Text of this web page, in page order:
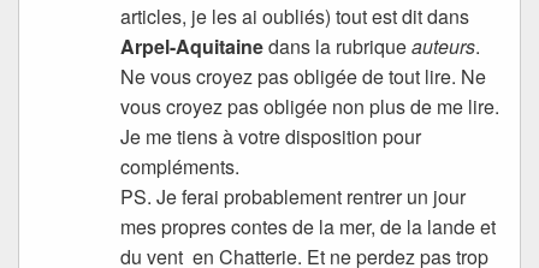
articles, je les ai oubliés) tout est dit dans
Arpel-Aquitainedans la rubriqueauteurs.
Ne vous croyez pas obligée de tout lire. Ne
vous croyez pas obligée non plus de me lire.
Je me tiens à votre disposition pour
compléments.
PS. Je ferai probablement rentrer un jour
mes propres contes de la mer, de la lande et
du vent en Chatterie. Et ne perdez pas trop